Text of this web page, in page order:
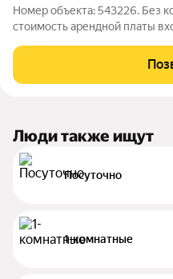
Номер объекта: 543226. Без
стоимость арендной платы
квартира с 1 спальней в
Кошурникова». Идеальный
Люди также ищут
Посуточно
1-комнатные